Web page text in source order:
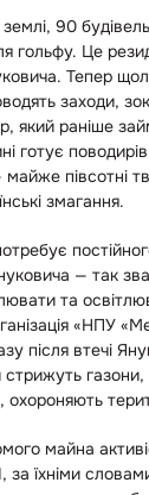
90
гольфу. Це
Тепер
заходи,
який раніше
готує
майже півсотні
змагання.
— так
та
«НПУ
після втечі
газони,
охороняють
майна
за їхніми